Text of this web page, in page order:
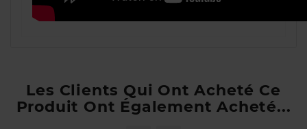
Les Clients Qui Ont Acheté Ce
Produit Ont Également Acheté...